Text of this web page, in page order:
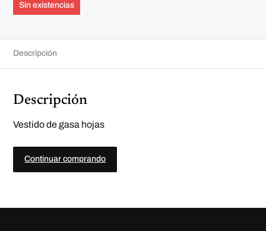
Sin existencias
Descripción
Descripción
Vestido de gasa hojas
Continuar comprando